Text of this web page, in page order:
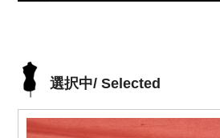
選択中/ Selected